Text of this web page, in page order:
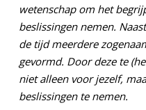
wetenschap om het
beslissingen nemen.
de tijd meerdere
gevormd. Door deze te
niet alleen voor jezelf,
beslissingen te nemen.